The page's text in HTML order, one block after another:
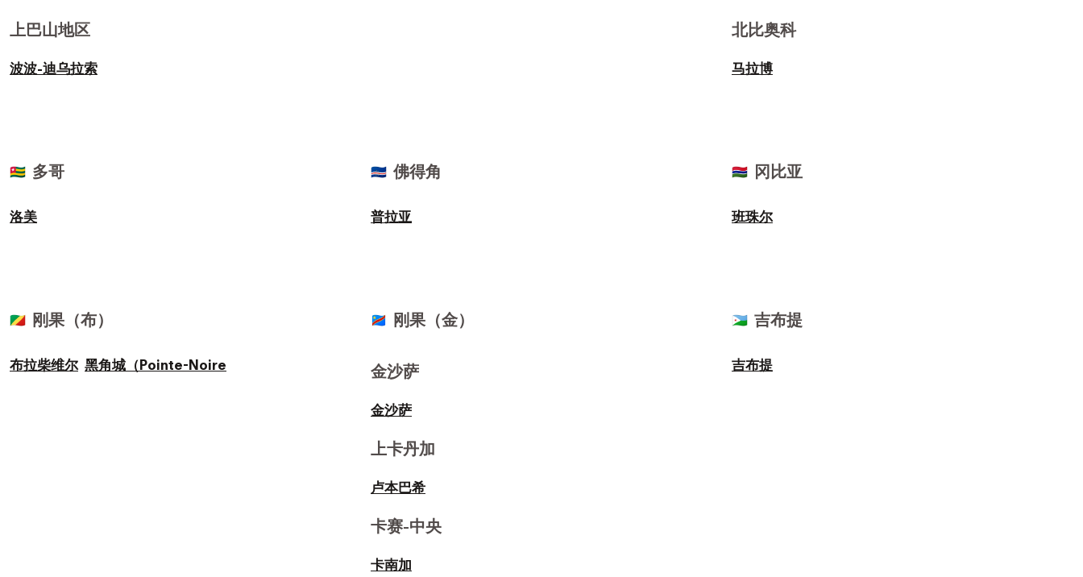
上巴山地区
波波-迪乌拉索
北比奥科
马拉博
🇹🇬 多哥
洛美
🇨🇻 佛得角
普拉亚
🇬🇲 冈比亚
班珠尔
🇨🇬 刚果（布）
布拉柴维尔 黑角城（Pointe-Noire
🇨🇩 刚果（金）
金沙萨
金沙萨
上卡丹加
卢本巴希
卡赛-中央
卡南加
🇩🇯 吉布提
吉布提